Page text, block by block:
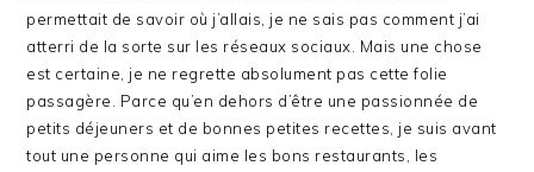
permettait de savoir où j’allais, je ne sais pas comment j’ai
atterri de la sorte sur les réseaux sociaux. Mais une chose
est certaine, je ne regrette absolument pas cette folie
passagère. Parce qu’en dehors d’être une passionnée de
petits déjeuners et de bonnes petites recettes, je suis avant
tout une personne qui aime les bons restaurants, les